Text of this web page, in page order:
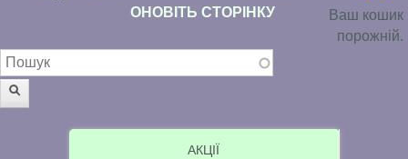
Ваш кошик
порожній.
ОНОВІТЬ СТОРІНКУ
Пошукова форма
АКЦІЇ